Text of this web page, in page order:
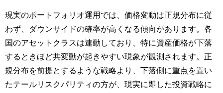
現実のポートフォリオ運用では、価格変動は正規分布に従
わず、ダウンサイドの確率が高くなる傾向があります。各
国のアセットクラスは連動しており、特に資産価格が下落
するときほど共変動が起きやすい現象が観測されます。正
規分布を前提とするような戦略より、下落側に重点を置い
たテールリスクパリティの方が、現実に即した投資戦略に